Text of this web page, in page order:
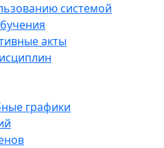
системой
акты
графики